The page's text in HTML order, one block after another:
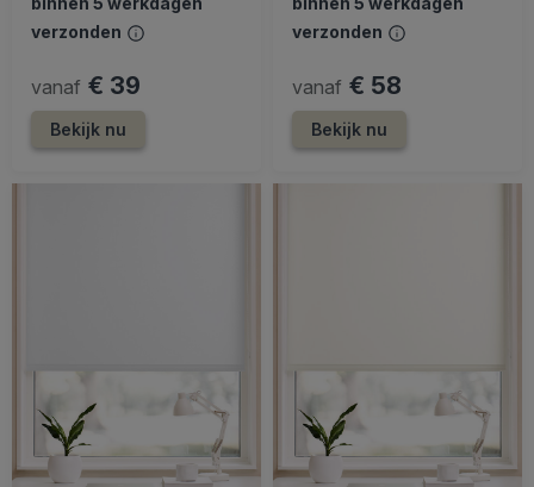
verzonden
vanaf € 39
Bekijk nu
verzonden
vanaf € 58
Bekijk nu